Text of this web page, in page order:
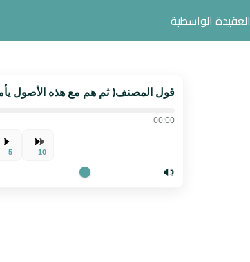
العقيدة الواسطية
قول المصنف( ثم هم مع هذه الأصول
00:00
10
5